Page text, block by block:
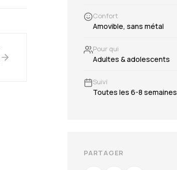
Confort
Amovible, sans métal
Pour qui
Adultes & adolescents
Suivi
Toutes les 6-8 semaines
PARTAGER